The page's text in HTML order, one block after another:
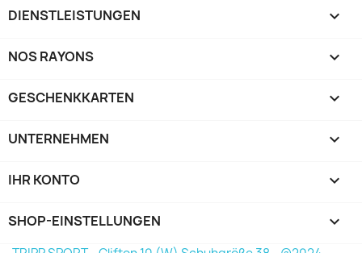
DIENSTLEISTUNGEN 
NOS RAYONS 
GESCHENKKARTEN 
UNTERNEHMEN 
IHR KONTO 
SHOP-EINSTELLUNGEN keyboard_arrow_down